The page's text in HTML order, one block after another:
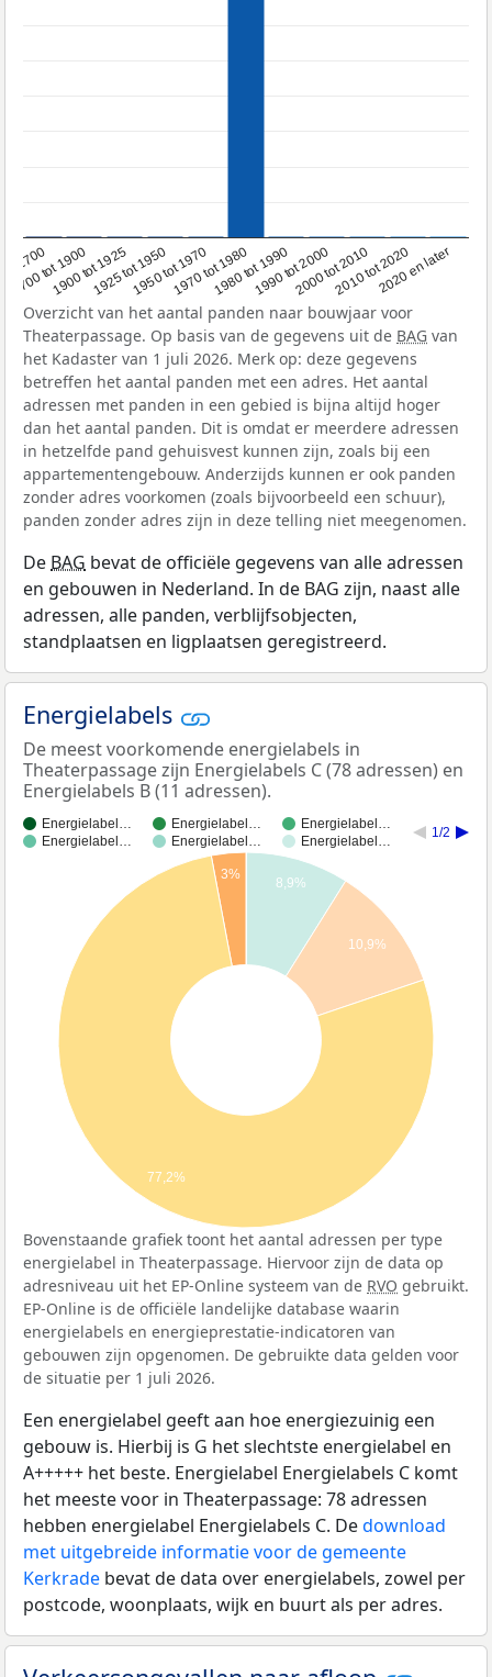
1700
1700 tot 1900
1900 tot 19251925 tot 19501950 tot 19701970 tot 19801980 tot 19901990 tot 20002000 tot 20102010 tot 20202020 en later
Overzicht van het aantal panden naar bouwjaar voor
Theaterpassage. Op basis van de gegevens uit de BAG van
het Kadaster van 1 juli 2026. Merk op: deze gegevens
betreffen het aantal panden met een adres. Het aantal
adressen met panden in een gebied is bijna altijd hoger
dan het aantal panden. Dit is omdat er meerdere adressen
in hetzelfde pand gehuisvest kunnen zijn, zoals bij een
appartementengebouw. Anderzijds kunnen er ook panden
zonder adres voorkomen (zoals bijvoorbeeld een schuur),
panden zonder adres zijn in deze telling niet meegenomen.
De BAG bevat de officiële gegevens van alle adressen
en gebouwen in Nederland. In de BAG zijn, naast alle
adressen, alle panden, verblijfsobjecten,
standplaatsen en ligplaatsen geregistreerd.
Energielabels
De meest voorkomende energielabels in
Theaterpassage zijn Energielabels C (78 adressen) en
Energielabels B (11 adressen).
Energielabel… Energielabel…
Energielabel…
Energielabel…
Energielabel… Energielabel…
1/2
8,9%
10,9%
3%
77,2%
Bovenstaande grafiek toont het aantal adressen per type
energielabel in Theaterpassage. Hiervoor zijn de data op
adresniveau uit het EP-Online systeem van de RVO gebruikt.
EP-Online is de officiële landelijke database waarin
energielabels en energieprestatie-indicatoren van
gebouwen zijn opgenomen. De gebruikte data gelden voor
de situatie per 1 juli 2026.
Een energielabel geeft aan hoe energiezuinig een
gebouw is. Hierbij is G het slechtste energielabel en
A+++++ het beste. Energielabel Energielabels C komt
het meeste voor in Theaterpassage: 78 adressen
hebben energielabel Energielabels C. Dedownload
met uitgebreide informatie voor de gemeente
Kerkrade bevat de data over energielabels, zowel per
postcode, woonplaats, wijk en buurt als per adres.